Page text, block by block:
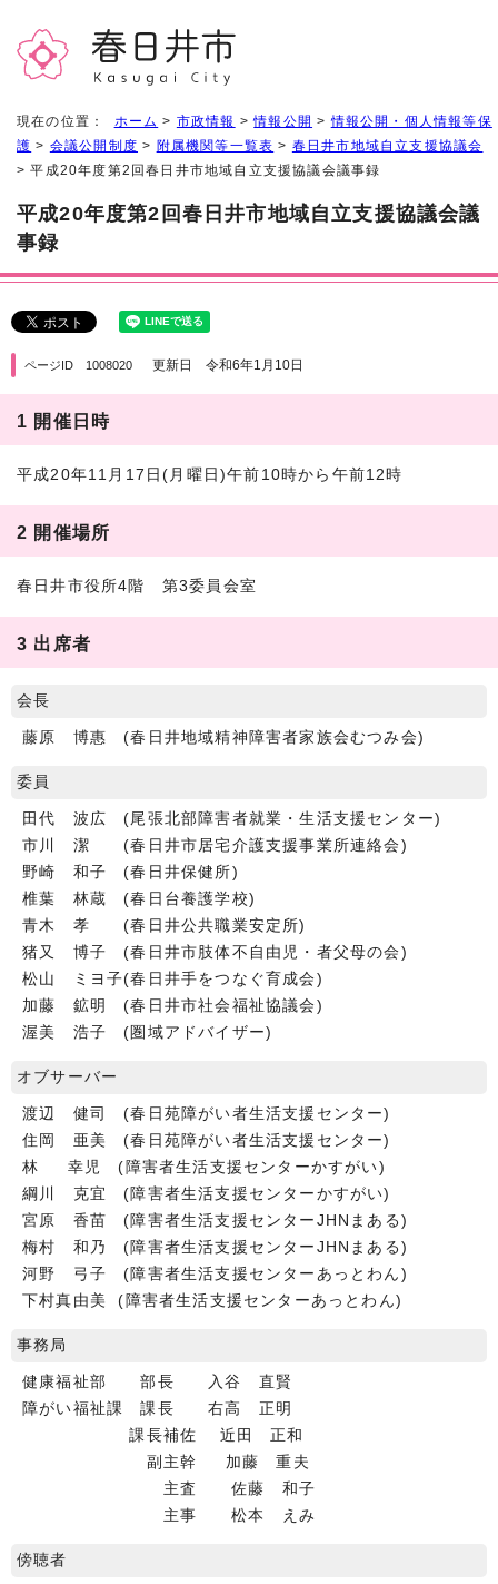
現在の位置： ホーム > 市政情報 >情報公開 >情報公開・個人情報等保
護 > 会議公開制度 > 附属機関等一覧表 > 春日井市地域自立支援協議会
> 平成20年度第2回春日井市地域自立支援協議会議事録
平成20年度第2回春日井市地域自立支援協議会議
事録
ページID 1008020 更新日 令和6年1月10日
1 開催日時
平成20年11月17日(月曜日)午前10時から午前12時
2 開催場所
春日井市役所4階 第3委員会室
3 出席者
会長
藤原 博惠 (春日井地域精神障害者家族会むつみ会)
委員
田代 波広 (尾張北部障害者就業・生活支援センター)
市川 潔 (春日井市居宅介護支援事業所連絡会)
野崎 和子 (春日井保健所)
椎葉 林蔵 (春日台養護学校)
青木 孝 (春日井公共職業安定所)
猪又 博子 (春日井市肢体不自由児・者父母の会)
松山 ミヨ子(春日井手をつなぐ育成会)
加藤 鉱明 (春日井市社会福祉協議会)
渥美 浩子 (圏域アドバイザー)
オブサーバー
渡辺 健司 (春日苑障がい者生活支援センター)
住岡 亜美 (春日苑障がい者生活支援センター)
林 幸児 (障害者生活支援センターかすがい)
綱川 克宜 (障害者生活支援センターかすがい)
宮原 香苗 (障害者生活支援センターJHNまある)
梅村 和乃 (障害者生活支援センターJHNまある)
河野 弓子 (障害者生活支援センターあっとわん)
下村真由美 (障害者生活支援センターあっとわん)
事務局
健康福祉部 部長 入谷 直賢
障がい福祉課 課長 右高 正明
課長補佐 近田 正和
副主幹 加藤 重夫
主査 佐藤 和子
主事 松本 えみ
傍聴者